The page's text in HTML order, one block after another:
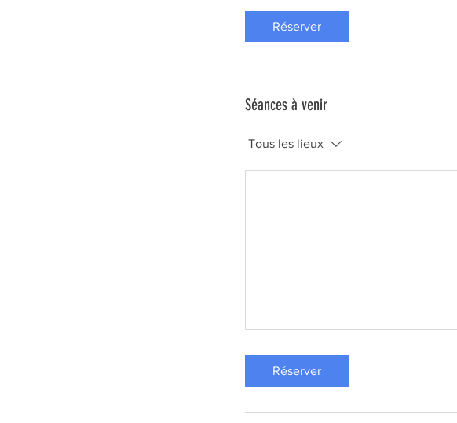
Réserver
Séances à venir
Tous les lieux
Réserver